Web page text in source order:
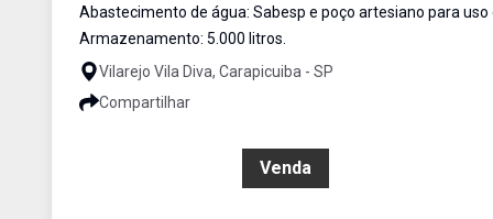
Abastecimento de água: Sabesp e poço artesiano para uso
Armazenamento: 5.000 litros.
Vilarejo Vila Diva, Carapicuiba - SP
Compartilhar
Venda